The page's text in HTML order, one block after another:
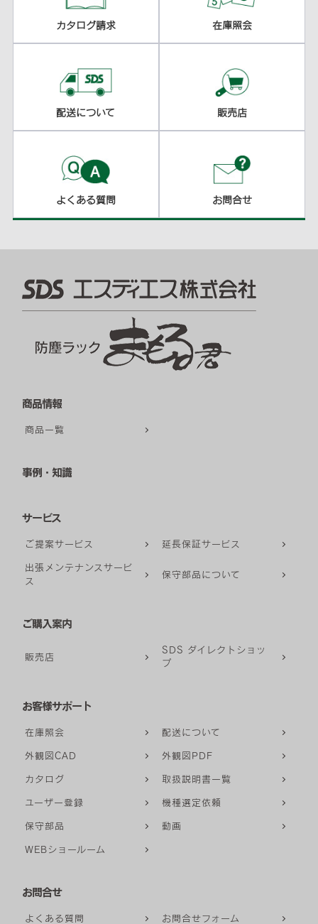
カタログ請求 在庫照会
配送について 販売店
よくある質問 お問合せ
商品情報
商品一覧
事例・知識
サービス
ご提案サービス 延長保証サービス
出張メンテナンスサービ
ス
保守部品について
ご購入案内
販売店
SDS ダイレクトショッ
プ
お客様サポート
在庫照会 配送について
外観図CAD 外観図PDF
カタログ 取扱説明書一覧
ユーザー登録 機種選定依頼
保守部品 動画
WEBショールーム
お問合せ
よくある質問 お問合せフォーム